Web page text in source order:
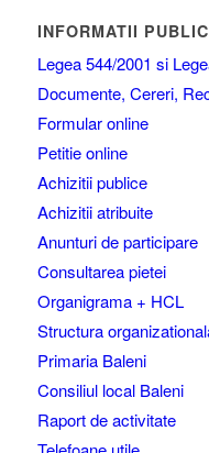
INFORMATII
Legea 544/2001 si
Documente, Cereri,
Formular online
Petitie online
Achizitii publice
Achizitii atribuite
Anunturi de participare
Consultarea pietei
Organigrama + HCL
Structura
Primaria Baleni
Consiliul local Baleni
Raport de activitate